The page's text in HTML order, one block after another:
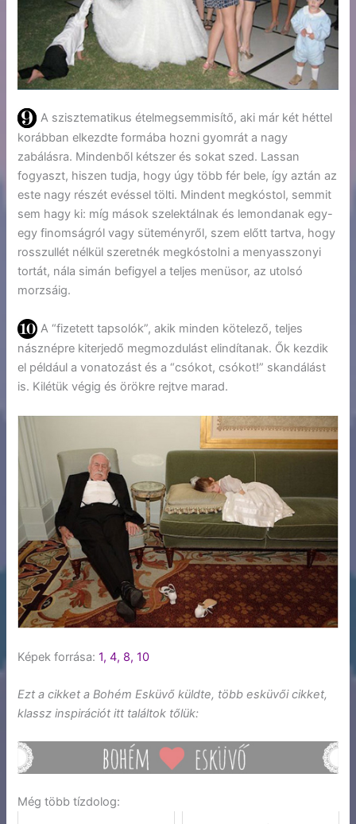
A szisztematikus ételmegsemmisítő, aki már két héttel
korábban elkezdte formába hozni gyomrát a nagy
zabálásra. Mindenből kétszer és sokat szed. Lassan
fogyaszt, hiszen tudja, hogy úgy több fér bele, így aztán az
este nagy részét evéssel tölti. Mindent megkóstol, semmit
sem hagy ki: míg mások szelektálnak és lemondanak egy-
egy finomságról vagy süteményről, szem előtt tartva, hogy
rosszullét nélkül szeretnék megkóstolni a menyasszonyi
tortát, nála simán befigyel a teljes menüsor, az utolsó
morzsáig.
A “fizetett tapsolók”, akik minden kötelező, teljes
násznépre kiterjedő megmozdulást elindítanak. Ők kezdik
el például a vonatozást és a “csókot, csókot!” skandálást
is. Kilétük végig és örökre rejtve marad.
Képek forrása:1, 4, 8, 10
Ezt a cikket a Bohém Esküvő küldte, több esküvői cikket,
klassz inspirációt itt találtok tőlük:
Még több tízdolog: